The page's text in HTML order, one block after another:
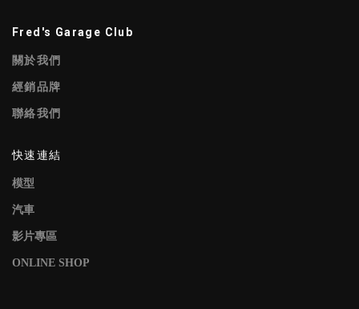
Fred's Garage Club
關於我們
經銷品牌
聯絡我們
快速連結
模型
汽車
影片專區
ONLINE SHOP